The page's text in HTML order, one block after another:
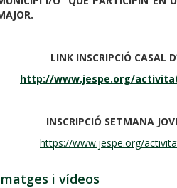
LINK INSCRIPCIÓ CASAL
http://www.jespe.org/
INSCRIPCIÓ SETMANA
https://www.jespe.org/
i vídeos